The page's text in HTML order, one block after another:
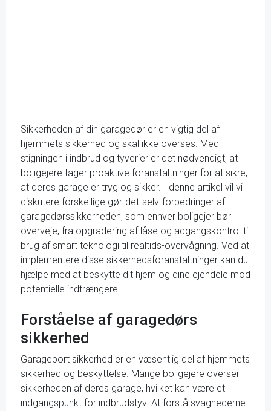
Sikkerheden af din garagedør er en vigtig del af
hjemmets sikkerhed og skal ikke overses. Med
stigningen i indbrud og tyverier er det nødvendigt, at
boligejere tager proaktive foranstaltninger for at sikre,
at deres garage er tryg og sikker. I denne artikel vil vi
diskutere forskellige gør-det-selv-forbedringer af
garagedørssikkerheden, som enhver boligejer bør
overveje, fra opgradering af låse og adgangskontrol til
brug af smart teknologi til realtids-overvågning. Ved at
implementere disse sikkerhedsforanstaltninger kan du
hjælpe med at beskytte dit hjem og dine ejendele mod
potentielle indtrængere.
Forståelse af garagedørs
sikkerhed
Garageport sikkerhed er en væsentlig del af hjemmets
sikkerhed og beskyttelse. Mange boligejere overser
sikkerheden af deres garage, hvilket kan være et
indgangspunkt for indbrudstyv. At forstå svaghederne